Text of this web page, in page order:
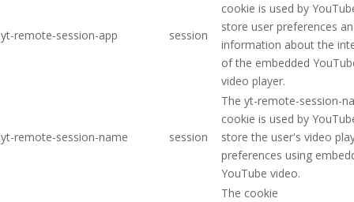
yt-remote-session-app session
cookie is used by
store user preferences
information about the
of the embedded
video player.
yt-remote-session-name session
The yt-remote-session-
cookie is used by
store the user's video
preferences using
YouTube video.
The cookie